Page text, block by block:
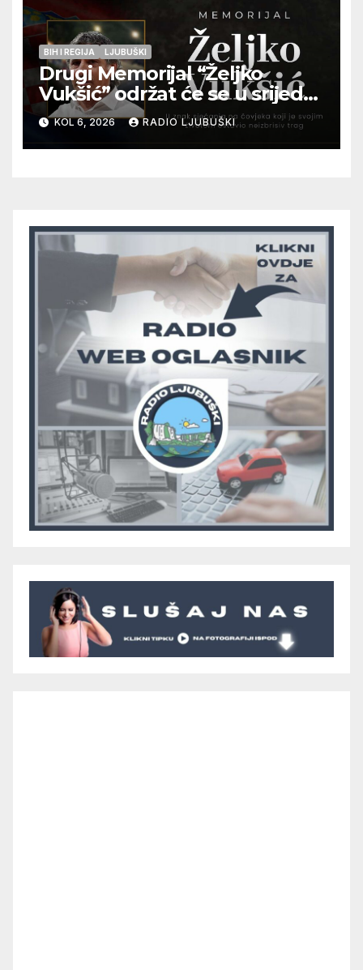
BIH I REGIJA LJUBUŠKI
Drugi Memorijal “Željko
Vukšić” održat će se u srijedu
12. kolovoza u Otoku
KOL 6, 2026 RADIO LJUBUŠKI